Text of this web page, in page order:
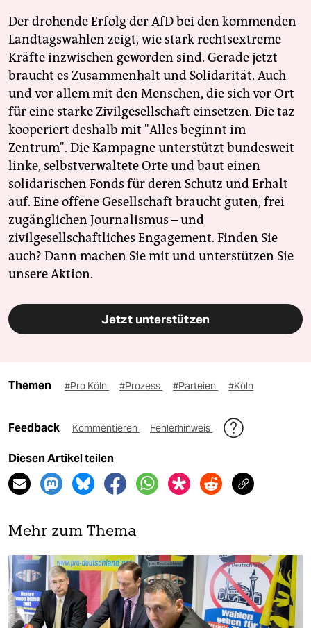
Der drohende Erfolg der AfD bei den kommenden
Landtagswahlen zeigt, wie stark rechtsextreme
Kräfte inzwischen geworden sind. Gerade jetzt
braucht es Zusammenhalt und Solidarität. Auch
und vor allem mit den Menschen, die sich vor Ort
für eine starke Zivilgesellschaft einsetzen. Die taz
kooperiert deshalb mit "Alles beginnt im
Zentrum". Die Kampagne unterstützt bundesweit
linke, selbstverwaltete Orte und baut einen
solidarischen Fonds für deren Schutz und Erhalt
auf. Eine offene Gesellschaft braucht guten, frei
zugänglichen Journalismus – und
zivilgesellschaftliches Engagement. Finden Sie
auch? Dann machen Sie mit und unterstützen Sie
unsere Aktion.
Jetzt unterstützen
Themen #Pro Köln #Prozess #Parteien #Köln
Feedback Kommentieren Fehlerhinweis
Diesen Artikel teilen
Mehr zum Thema